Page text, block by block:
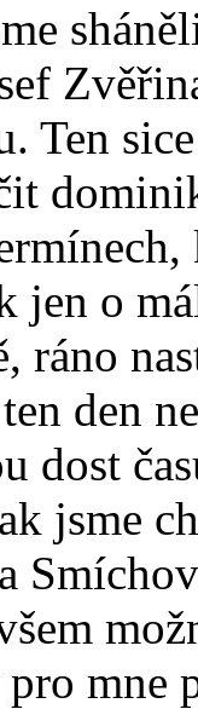
Ten
jen o
ráno
den
dost
jsme
mne